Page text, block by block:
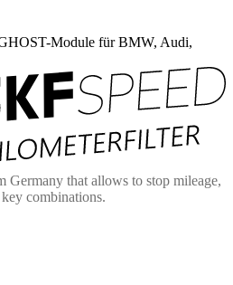
Module für BMW, Audi,
Germany that allows to stop mileage,
combinations.